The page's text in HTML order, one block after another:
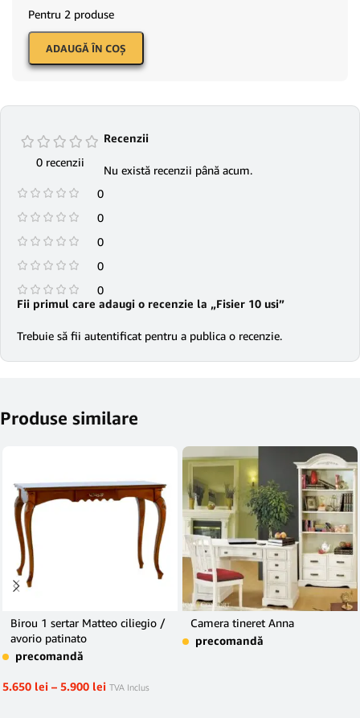
Pentru 2 produse
ADAUGĂ ÎN COŞ
0 recenzii
0
0
0
0
0
Recenzii
Nu există recenzii până acum.
Fii primul care adaugi o recenzie la „Fisier 10 usi”
Trebuie să fii autentificat pentru a publica o recenzie.
Produse similare
Birou 1 sertar Matteo ciliegio /
avorio patinato
precomandă
5.650 lei – 5.900 lei TVA Inclus
Camera tineret Anna
precomandă